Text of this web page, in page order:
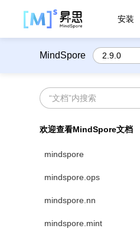
安装
MindSpore
欢迎查看MindSpore文档
mindspore
mindspore.ops
mindspore.nn
mindspore.mint